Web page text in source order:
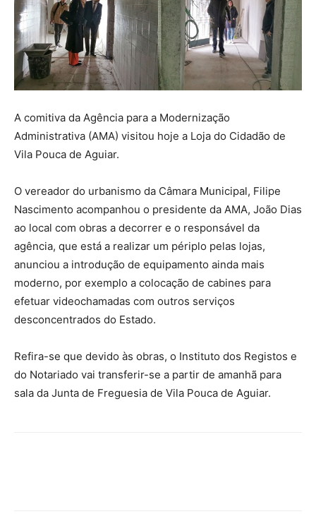
A comitiva da Agência para a Modernização
Administrativa (AMA) visitou hoje a Loja do Cidadão de
Vila Pouca de Aguiar.
O vereador do urbanismo da Câmara Municipal, Filipe
Nascimento acompanhou o presidente da AMA, João Dias
ao local com obras a decorrer e o responsável da
agência, que está a realizar um périplo pelas lojas,
anunciou a introdução de equipamento ainda mais
moderno, por exemplo a colocação de cabines para
efetuar videochamadas com outros serviços
desconcentrados do Estado.
Refira-se que devido às obras, o Instituto dos Registos e
do Notariado vai transferir-se a partir de amanhã para
sala da Junta de Freguesia de Vila Pouca de Aguiar.